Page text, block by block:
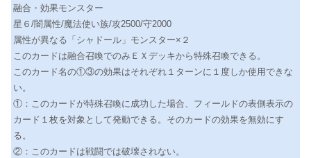
融合・効果モンスター
星６/闇属性/魔法使い族/攻2500/守2000
属性が異なる「シャドール」モンスター×２
このカードは融合召喚でのみＥＸデッキから特殊召喚できる。
このカード名の①③の効果はそれぞれ１ターンに１度しか使用できな
い。
①：このカードが特殊召喚に成功した場合、フィールドの表側表示の
カード１枚を対象として発動できる。そのカードの効果を無効にす
る。
②：このカードは戦闘では破壊されない。